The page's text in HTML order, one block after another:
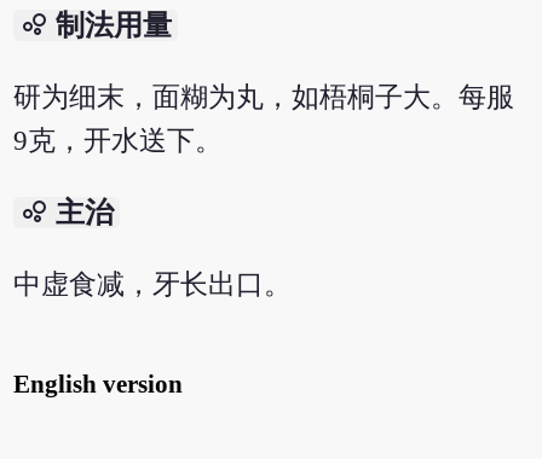
bubble_chart 制法用量
研为细末，面糊为丸，如梧桐子大。每服
9克，开水送下。
bubble_chart 主治
中虚食减，牙长出口。
English version